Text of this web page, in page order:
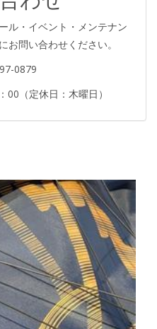
ル・イベント・メンテナン
お問い合わせください。
0879
（定休日：木曜日）